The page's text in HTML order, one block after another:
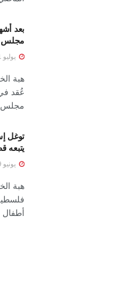
بعد
مجلس
يوليو 1, 2026
هبة
عُقد
مجلس
توغل
يتبعه
يونيو 29, 2026
هبة
أطفال